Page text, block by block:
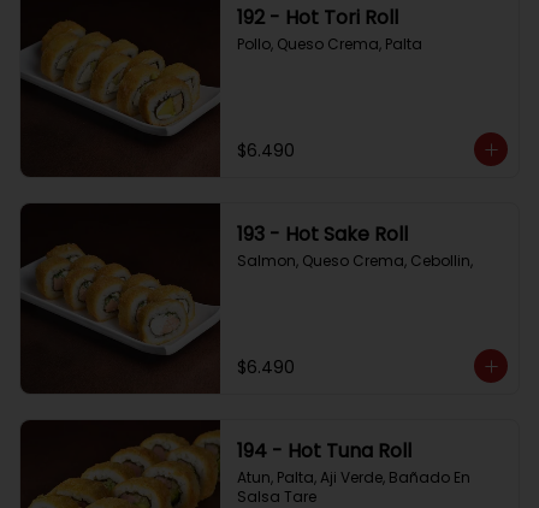
192 - Hot Tori Roll
Pollo, Queso Crema, Palta
$6.490
193 - Hot Sake Roll
Salmon, Queso Crema, Cebollin,
$6.490
194 - Hot Tuna Roll
Atun, Palta, Aji Verde, Bañado En
Salsa Tare